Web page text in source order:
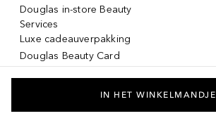
Douglas in-store Beauty
Services
Luxe cadeauverpakking
Douglas Beauty Card
IN HET WINKELMANDJE